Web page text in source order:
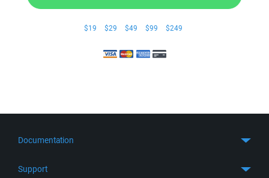
$19 $29 $49 $99 $249
Documentation
Support